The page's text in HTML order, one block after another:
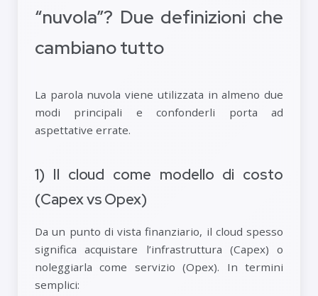
“nuvola”? Due definizioni che
cambiano tutto
La parola nuvola viene utilizzata in almeno due
modi principali e confonderli porta ad
aspettative errate.
1) Il cloud come modello di costo
(Capex vs Opex)
Da un punto di vista finanziario, il cloud spesso
significa acquistare l’infrastruttura (Capex) o
noleggiarla come servizio (Opex). In termini
semplici: